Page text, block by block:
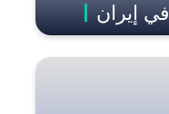
إيران